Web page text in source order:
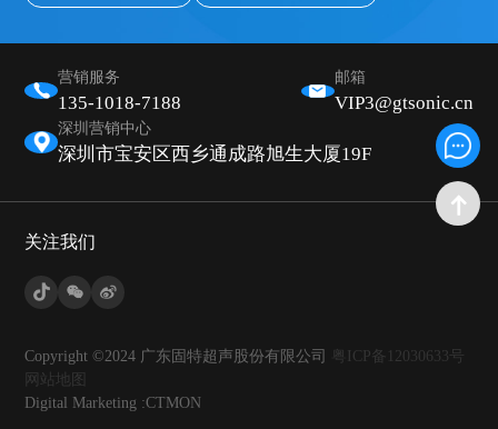
营销服务
135-1018-7188
邮箱
VIP3@gtsonic.cn
深圳营销中心
深圳市宝安区西乡通成路旭生大厦19F
关注我们
Copyright ©2024 广东固特超声股份有限公司
粤ICP备12030633号
网站地图
Digital Marketing :CTMON